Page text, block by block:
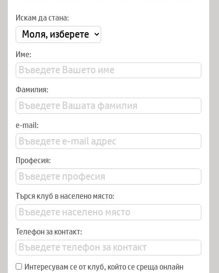
Искам да стана:
Име:
Фамилия:
e-mail:
Професия:
Търся клуб в населено място:
Телефон за контакт:
Интересувам се от клуб, който се среща онлайн